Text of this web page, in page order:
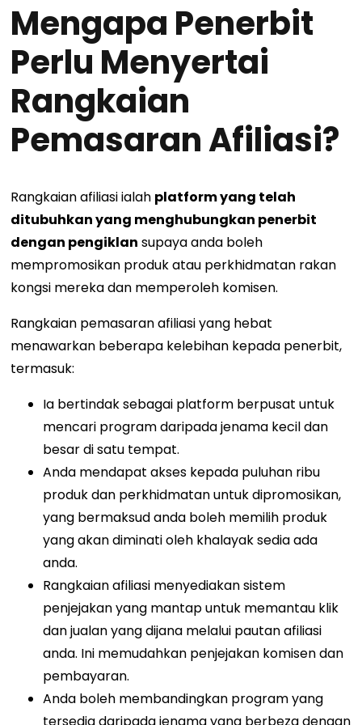
Mengapa Penerbit
Perlu Menyertai
Rangkaian
Pemasaran Afiliasi?
Rangkaian afiliasi ialah platform yang telah
ditubuhkan yang menghubungkan penerbit
dengan pengiklan supaya anda boleh
mempromosikan produk atau perkhidmatan rakan
kongsi mereka dan memperoleh komisen.
Rangkaian pemasaran afiliasi yang hebat
menawarkan beberapa kelebihan kepada penerbit,
termasuk:
Ia bertindak sebagai platform berpusat untuk
mencari program daripada jenama kecil dan
besar di satu tempat.
Anda mendapat akses kepada puluhan ribu
produk dan perkhidmatan untuk dipromosikan,
yang bermaksud anda boleh memilih produk
yang akan diminati oleh khalayak sedia ada
anda.
Rangkaian afiliasi menyediakan sistem
penjejakan yang mantap untuk memantau klik
dan jualan yang dijana melalui pautan afiliasi
anda. Ini memudahkan penjejakan komisen dan
pembayaran.
Anda boleh membandingkan program yang